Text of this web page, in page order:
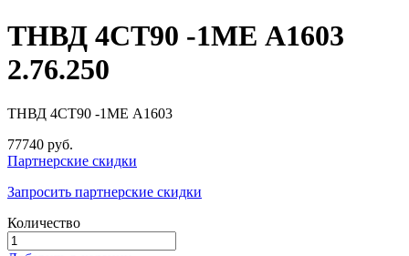
ТНВД 4СТ90 -1МЕ А1603
2.76.250
ТНВД 4СТ90 -1МЕ А1603
77740 руб.
Партнерские скидки
Запросить партнерские скидки
Количество